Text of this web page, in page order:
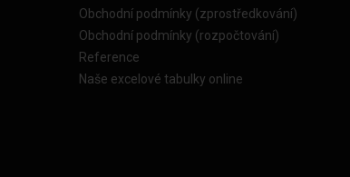
Obchodní podmínky (zprostředkování)
Obchodní podmínky (rozpočtování)
Reference
Naše excelové tabulky online